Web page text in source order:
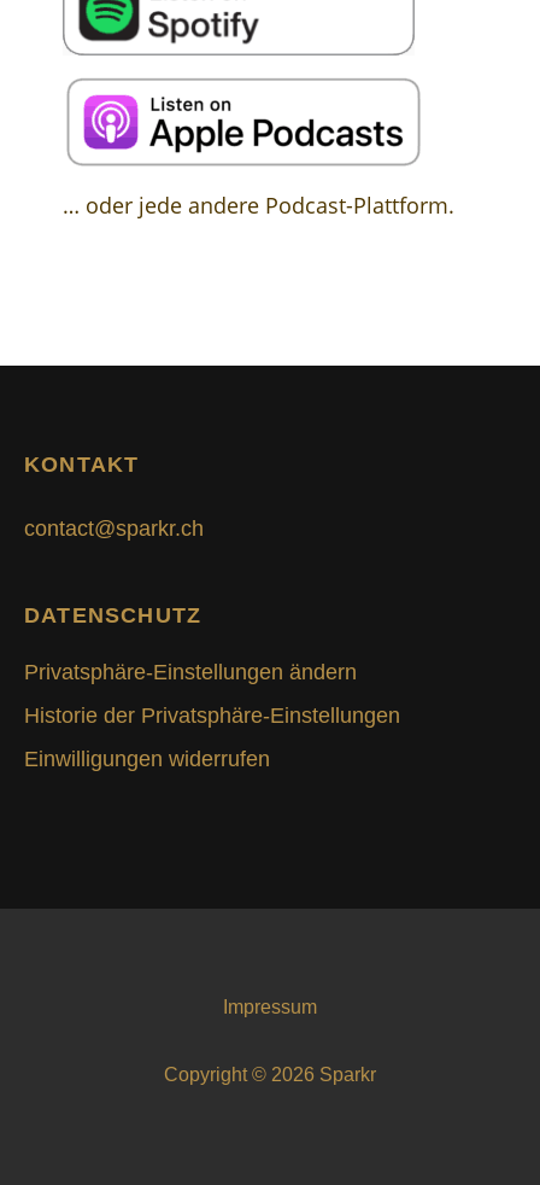
… oder jede andere Podcast-Plattform.
KONTAKT
contact@sparkr.ch
DATENSCHUTZ
Privatsphäre-Einstellungen ändern
Historie der Privatsphäre-Einstellungen
Einwilligungen widerrufen
Impressum
Copyright © 2026 Sparkr